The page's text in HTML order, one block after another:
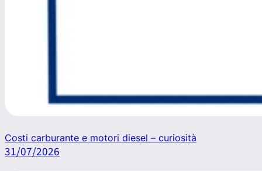
Costi carburante e motori diesel – curiosità
31/07/2026